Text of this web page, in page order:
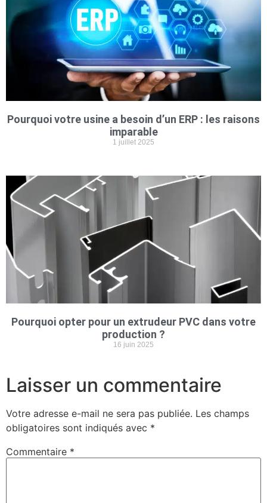
Pourquoi votre usine a besoin d’un ERP : les raisons
imparable
1 juillet 2025
Pourquoi opter pour un extrudeur PVC dans votre
production ?
16 juin 2025
Laisser un commentaire
Votre adresse e-mail ne sera pas publiée. Les champs
obligatoires sont indiqués avec *
Commentaire *